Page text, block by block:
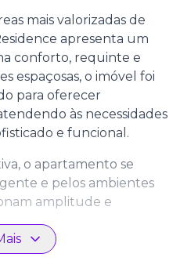
mais valorizadas de
apresenta um
conforto, requinte e
espaçosas, o imóvel foi
para oferecer
às necessidades
e funcional.
o apartamento se
e pelos ambientes
amplitude e
Cada espaço reflete
uma atmosfera ideal
e relaxamento.